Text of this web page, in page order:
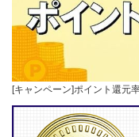
[キャンペーン]ポイント還元